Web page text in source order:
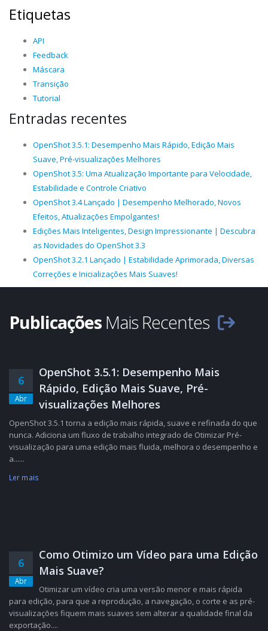
Etiquetas
API
Feedback
Máscara
Transição
Tutorial
Entradas recentes
OpenShot 3.5.1: Desempenho Mais Rápido, Edição Mais
Suave, Pré-visualizações Melhores
OpenShot 3.5: Uma Atualização Importante para Velocidade,
Estabilidade e Controle Criativo
OpenShot 3.4 Lançado | Desempenho Melhorado, Novos
Efeitos, Atualizações Empolgantes!
Edições Mais Inteligentes, Design Impressionante | Descubra
as Novidades do OpenShot 3.3
OpenShot 3.2.1 Lançado | Estabilidade Aprimorada, Diversas
Correções e Inicializações Mais Suaves!
Publicações Mais Recentes
6
Abr
OpenShot 3.5.1: Desempenho Mais
Rápido, Edição Mais Suave, Pré-
visualizações Melhores
OpenShot 3.5.1 torna a edição mais rápida, suave e refinada do que
nunca. Adiciona um fluxo de trabalho integrado de Otimizar Pré-
visualização para uma edição mais fluida, melhora o desempenho e
a......
Ler mais
6
Abr
Como Otimizo um Vídeo para uma Edição
Mais Suave?
Otimizar um vídeo cria uma versão menor e mais rápida
para edição, para que a reprodução, a navegação, o corte e as pré-
visualizações fiquem mais suaves sem alterar a qualidade final da
exportação....